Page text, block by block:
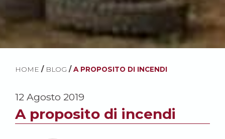
HOME / BLOG / A PROPOSITO DI INCENDI
12 Agosto 2019
A proposito di incendi